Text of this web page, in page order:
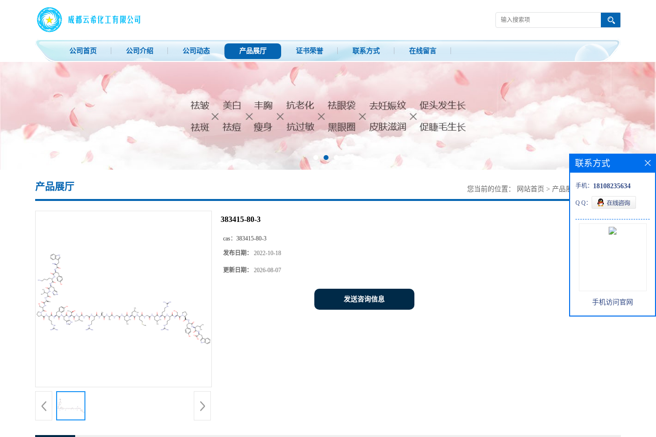
公司首页 公司介绍 公司动态 产品展厅 证书荣誉 联系方式 在线留言
产品展厅 您当前的位置： 网站首页 > 产品展厅 >383415-80-3
383415-80-3
cas： 383415-80-3
发布日期： 2022-10-18
更新日期： 2026-08-07
发送咨询信息
联系方式
手机： 18108235634
Q Q：
手机访问官网